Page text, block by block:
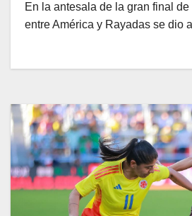
En la antesala de la gran final de
entre América y Rayadas se dio